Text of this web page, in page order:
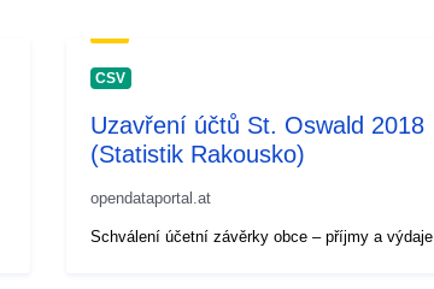
CSV
Uzavření účtů St. Oswald 2018
(Statistik Rakousko)
opendataportal.at
Schválení účetní závěrky obce – příjmy a výdaje